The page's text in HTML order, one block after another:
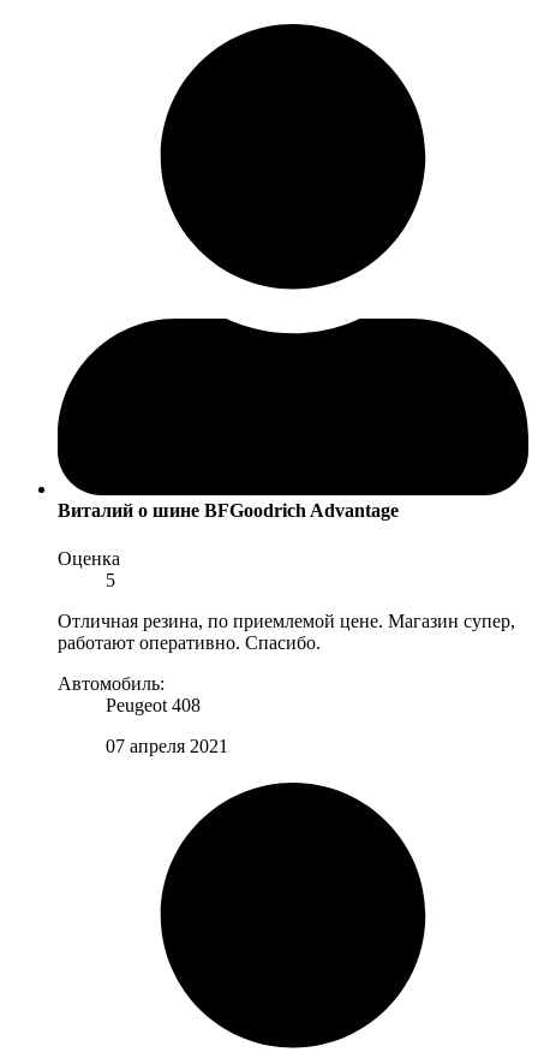
Виталий о шине BFGoodrich Advantage
Оценка
5
Отличная резина, по приемлемой цене. Магазин супер,
работают оперативно. Спасибо.
Автомобиль:
Peugeot 408
07 апреля 2021